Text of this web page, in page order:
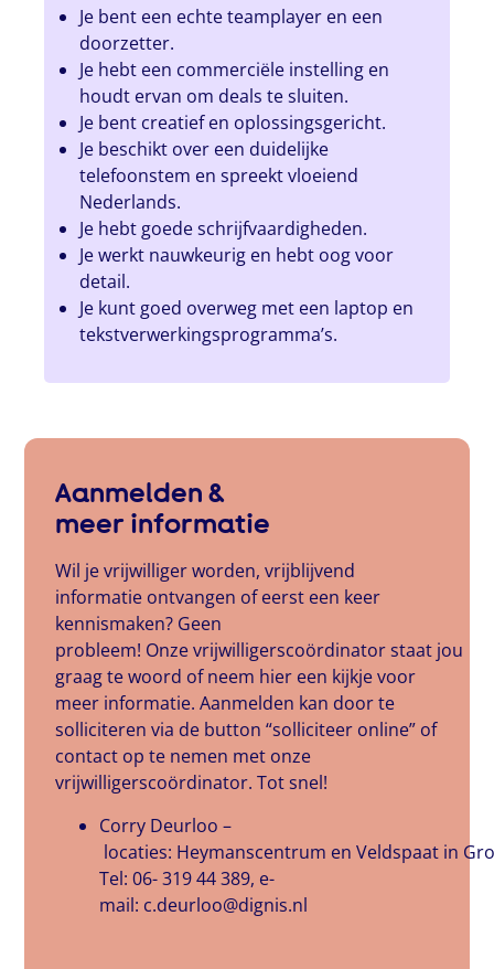
Je bent een echte teamplayer en een
doorzetter.
Je hebt een commerciële instelling en
houdt ervan om deals te sluiten.
Je bent creatief en oplossingsgericht.
Je beschikt over een duidelijke
telefoonstem en spreekt vloeiend
Nederlands.
Je hebt goede schrijfvaardigheden.
Je werkt nauwkeurig en hebt oog voor
detail.
Je kunt goed overweg met een laptop en
tekstverwerkingsprogramma’s.
Aanmelden &
meer informatie
Wil je vrijwilliger worden, vrijblijvend
informatie ontvangen of eerst een keer
kennismaken? Geen
probleem! Onze vrijwilligerscoördinator staat jou
graag te woord of neem hier een kijkje voor
meer informatie. Aanmelden kan door te
solliciteren via de button “solliciteer online” of
contact op te nemen met onze
vrijwilligerscoördinator. Tot snel!
Corry Deurloo –
locaties: Heymanscentrum en Veldspaat in
Tel: 06- 319 44 389, e-
mail: c.deurloo@dignis.nl